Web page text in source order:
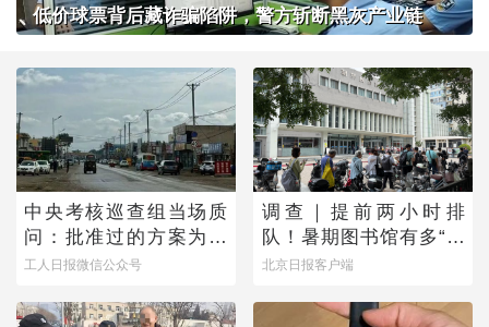
低价球票背后藏诈骗陷阱，警方斩断黑灰产业链
中央考核巡查组当场质
问：批准过的方案为何
不执行？
工人日报微信公众号
调查｜提前两小时排
队！暑期图书馆有多“一
座难求”？
北京日报客户端